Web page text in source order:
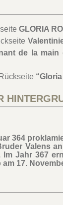
GLORIA
de la
364
Valens
Im Jahr 367
17.